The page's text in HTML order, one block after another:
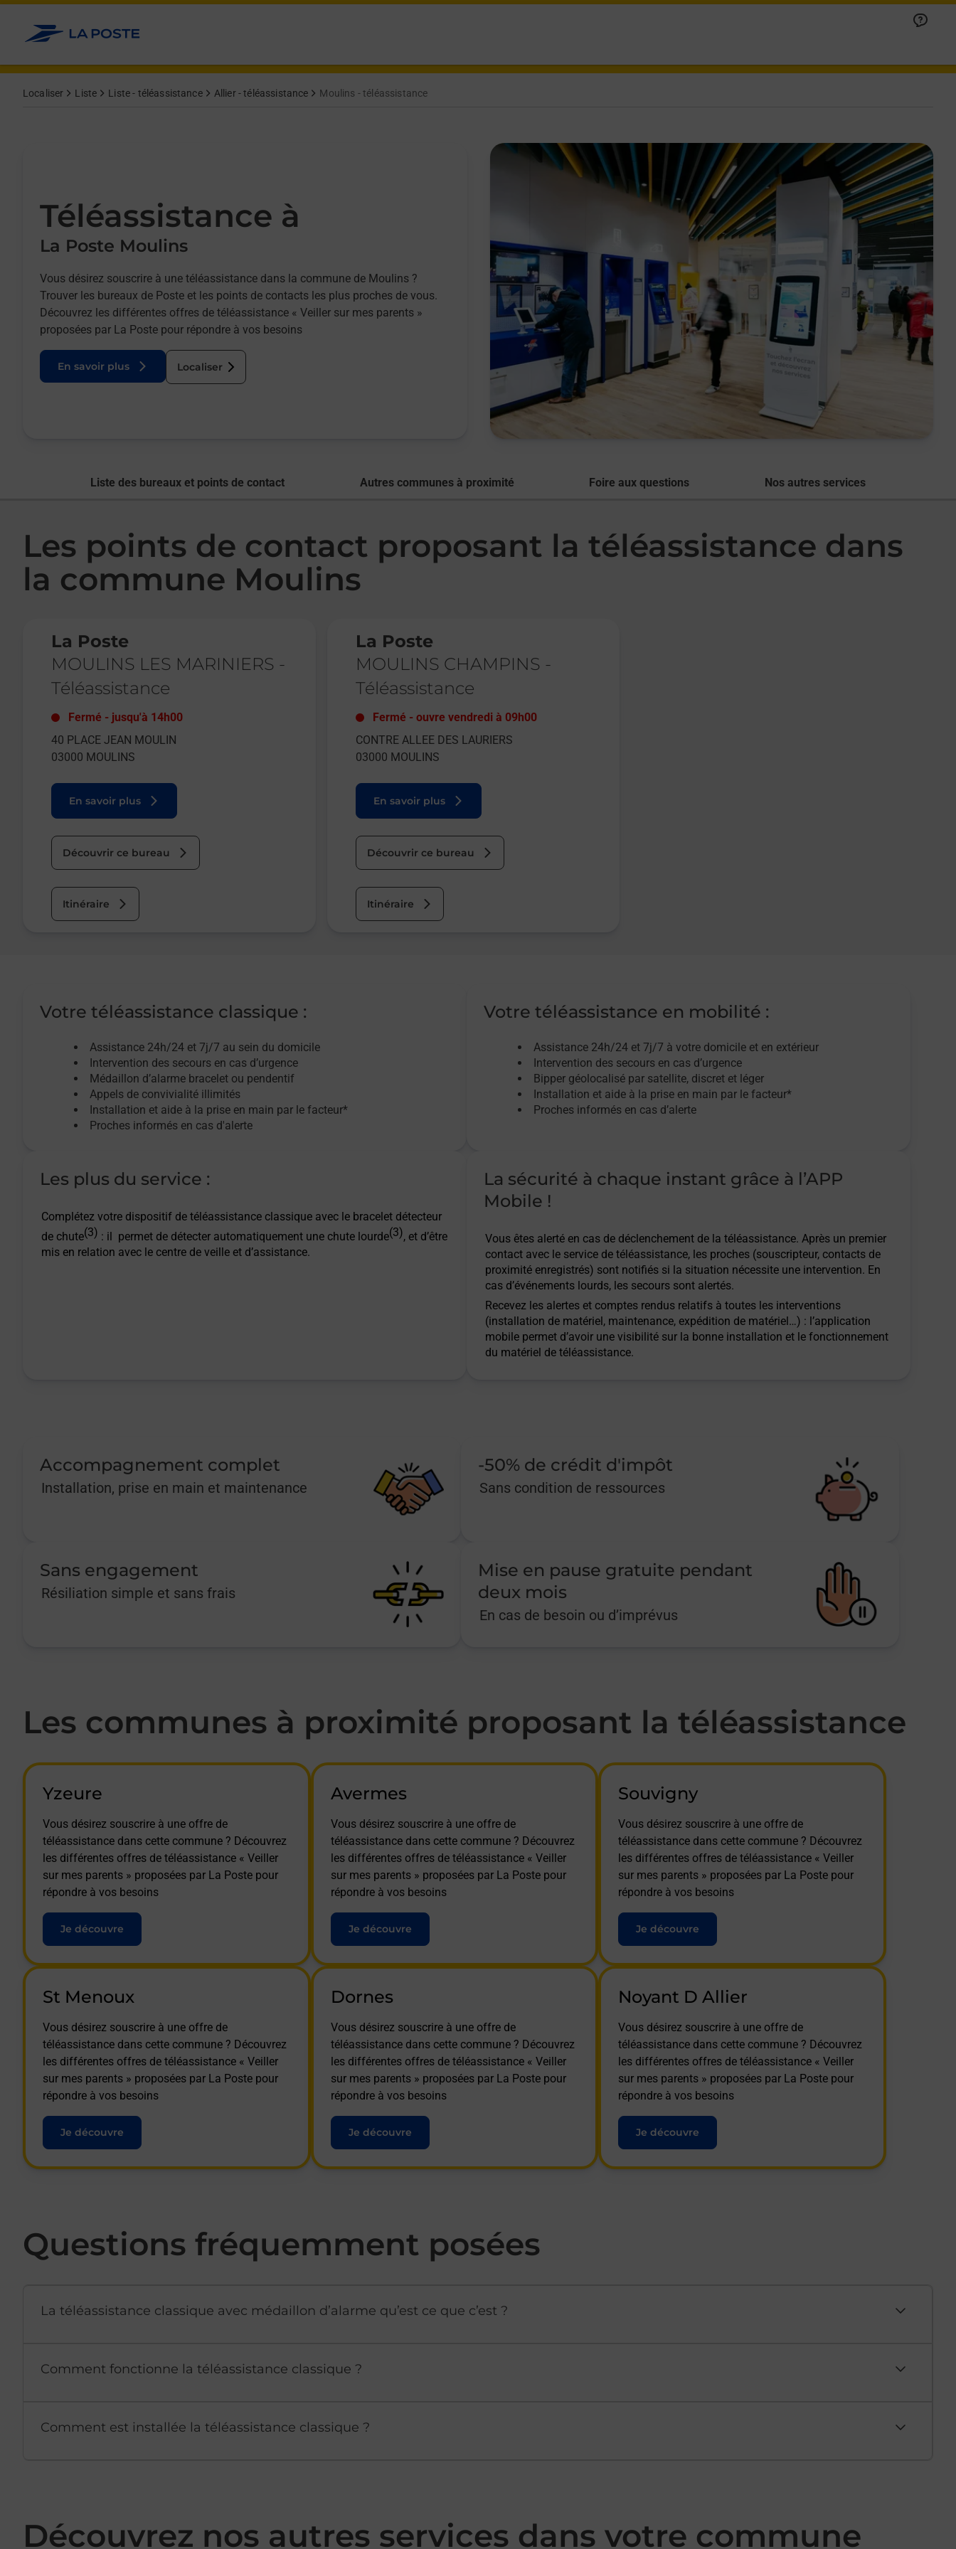
Allez au contenu
Localiser Liste Liste - téléassistance Allier - téléassistance Moulins - téléassistance
Téléassistance à
La Poste Moulins
Vous désirez souscrire à une téléassistance dans la commune de Moulins ?
Trouver les bureaux de Poste et les points de contacts les plus proches de vous.
Découvrez les différentes offres de téléassistance « Veiller sur mes parents »
proposées par La Poste pour répondre à vos besoins
En savoir plus Localiser
Liste des bureaux et points de contact Autres communes à proximité Foire aux questions Nos autres services
Les points de contact proposant la téléassistance dans
la commune Moulins
La Poste
MOULINS LES MARINIERS -
Téléassistance
Fermé - jusqu'à 14h00
40 PLACE JEAN MOULIN
03000 MOULINS
En savoir plus
Découvrir ce bureau
Itinéraire
La Poste
MOULINS CHAMPINS -
Téléassistance
Fermé - ouvre vendredi à 09h00
CONTRE ALLEE DES LAURIERS
03000 MOULINS
En savoir plus
Découvrir ce bureau
Itinéraire
Votre téléassistance classique :
Assistance 24h/24 et 7j/7 au sein du domicile
Intervention des secours en cas d’urgence
Médaillon d’alarme bracelet ou pendentif
Appels de convivialité illimités
Installation et aide à la prise en main par le facteur*
Proches informés en cas d'alerte
Votre téléassistance en mobilité :
Assistance 24h/24 et 7j/7 à votre domicile et en extérieur
Intervention des secours en cas d’urgence
Bipper géolocalisé par satellite, discret et léger
Installation et aide à la prise en main par le facteur*
Proches informés en cas d’alerte
Les plus du service :
Complétez votre dispositif de téléassistance classique avec le bracelet détecteur
de chute(3) : il permet de détecter automatiquement une chute lourde(3), et d’être
mis en relation avec le centre de veille et d’assistance.
La sécurité à chaque instant grâce à l’APP
Mobile !
Vous êtes alerté en cas de déclenchement de la téléassistance. Après un premier
contact avec le service de téléassistance, les proches (souscripteur, contacts de
proximité enregistrés) sont notifiés si la situation nécessite une intervention. En
cas d’événements lourds, les secours sont alertés.
Recevez les alertes et comptes rendus relatifs à toutes les interventions
(installation de matériel, maintenance, expédition de matériel…) : l’application
mobile permet d’avoir une visibilité sur la bonne installation et le fonctionnement
du matériel de téléassistance.
Accompagnement complet
Installation, prise en main et maintenance
-50% de crédit d'impôt
Sans condition de ressources
Sans engagement
Résiliation simple et sans frais
Mise en pause gratuite pendant
deux mois
En cas de besoin ou d’imprévus
Les communes à proximité proposant la téléassistance
Yzeure
Vous désirez souscrire à une offre de
téléassistance dans cette commune ? Découvrez
les différentes offres de téléassistance « Veiller
sur mes parents » proposées par La Poste pour
répondre à vos besoins
Je découvre
Avermes
Vous désirez souscrire à une offre de
téléassistance dans cette commune ? Découvrez
les différentes offres de téléassistance « Veiller
sur mes parents » proposées par La Poste pour
répondre à vos besoins
Je découvre
Souvigny
Vous désirez souscrire à une offre de
téléassistance dans cette commune ? Découvrez
les différentes offres de téléassistance « Veiller
sur mes parents » proposées par La Poste pour
répondre à vos besoins
Je découvre
St Menoux
Vous désirez souscrire à une offre de
téléassistance dans cette commune ? Découvrez
les différentes offres de téléassistance « Veiller
sur mes parents » proposées par La Poste pour
répondre à vos besoins
Je découvre
Dornes
Vous désirez souscrire à une offre de
téléassistance dans cette commune ? Découvrez
les différentes offres de téléassistance « Veiller
sur mes parents » proposées par La Poste pour
répondre à vos besoins
Je découvre
Noyant D Allier
Vous désirez souscrire à une offre de
téléassistance dans cette commune ? Découvrez
les différentes offres de téléassistance « Veiller
sur mes parents » proposées par La Poste pour
répondre à vos besoins
Je découvre
Questions fréquemment posées
La téléassistance classique avec médaillon d’alarme qu’est ce que c’est ?
Afficher ou masquer la réponse
Comment fonctionne la téléassistance classique ?
Afficher ou masquer la réponse
Comment est installée la téléassistance classique ?
Afficher ou masquer la réponse
Découvrez nos autres services dans votre commune